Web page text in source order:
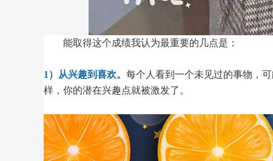
能取得这个成绩我认为最重要的几点是：
1）从兴趣到喜欢。 每个人看到一个未见过的事物，
样，你的潜在兴趣点就被激发了。